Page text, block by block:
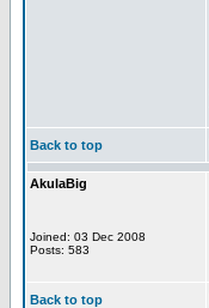
Back to top
AkulaBig
Joined: 03 Dec 2008
Posts: 583
Back to top